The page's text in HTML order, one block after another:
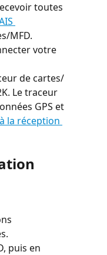
toutes
MFD.
votre
de cartes/
Le traceur
GPS et
la réception
puis en